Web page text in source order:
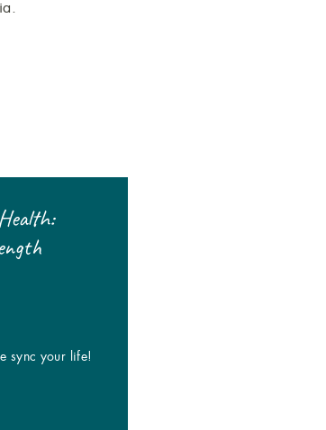
sync your life!